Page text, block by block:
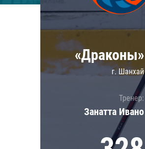
«Драконы»
г. Шанхай
Тренер:
Занатта Иванo